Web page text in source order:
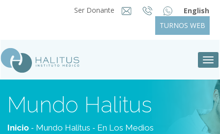
Ser Donante
English
TURNOS WEB
Mundo Halitus
Inicio - Mundo Halitus - En Los Medios